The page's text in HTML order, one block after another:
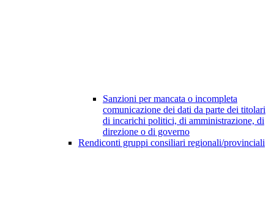
Sanzioni per mancata o incompleta
comunicazione dei dati da parte dei titolari
di incarichi politici, di amministrazione, di
direzione o di governo
Rendiconti gruppi consiliari regionali/provinciali